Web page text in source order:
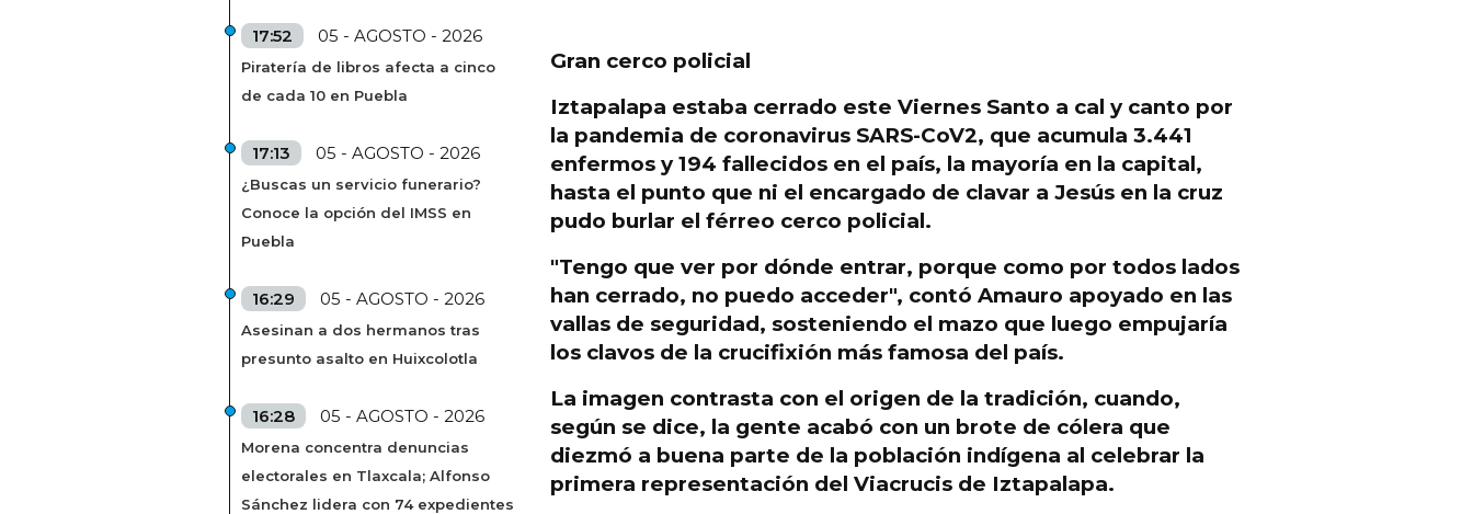
17:52 05 - AGOSTO - 2026
Piratería de libros afecta a cinco
de cada 10 en Puebla
17:13 05 - AGOSTO - 2026
¿Buscas un servicio funerario?
Conoce la opción del IMSS en
Puebla
16:29 05 - AGOSTO - 2026
Asesinan a dos hermanos tras
presunto asalto en Huixcolotla
16:28 05 - AGOSTO - 2026
Morena concentra denuncias
electorales en Tlaxcala; Alfonso
Sánchez lidera con 74 expedientes
Gran cerco policial
Iztapalapa estaba cerrado este Viernes Santo a cal y canto por
la pandemia de coronavirus SARS-CoV2, que acumula 3.441
enfermos y 194 fallecidos en el país, la mayoría en la capital,
hasta el punto que ni el encargado de clavar a Jesús en la cruz
pudo burlar el férreo cerco policial.
"Tengo que ver por dónde entrar, porque como por todos lados
han cerrado, no puedo acceder", contó Amauro apoyado en las
vallas de seguridad, sosteniendo el mazo que luego empujaría
los clavos de la crucifixión más famosa del país.
La imagen contrasta con el origen de la tradición, cuando,
según se dice, la gente acabó con un brote de cólera que
diezmó a buena parte de la población indígena al celebrar la
primera representación del Viacrucis de Iztapalapa.